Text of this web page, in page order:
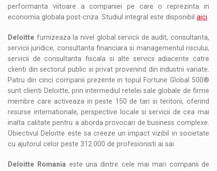
performanta viitoare a companiei pe care o reprezinta in
economia globala post-criza. Studiul integral este disponibilaici
Deloitte furnizeaza la nivel global servicii de audit, consultanta,
servicii juridice, consultanta financiara si managementul riscului,
servicii de consultanta fiscala si alte servicii adiacente catre
clienti din sectorul public si privat provenind din industrii variate.
Patru din cinci companii prezente in topul Fortune Global 500®
sunt clienti Deloitte, prin intermediul retelei sale globale de firme
membre care activeaza in peste 150 de tari si teritorii, oferind
resurse internationale, perspective locale si servicii de cea mai
inalta calitate pentru a aborda provocari de business complexe.
Obiectivul Deloitte este sa creeze un impact vizibil in societate
cu ajutorul celor peste 312.000 de profesionisti ai sai.
Deloitte Romania este una dintre cele mai mari companii de